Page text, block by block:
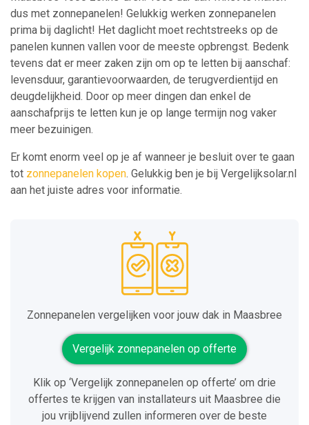
dus met zonnepanelen! Gelukkig werken zonnepanelen
prima bij daglicht! Het daglicht moet rechtstreeks op de
panelen kunnen vallen voor de meeste opbrengst. Bedenk
tevens dat er meer zaken zijn om op te letten bij aanschaf:
levensduur, garantievoorwaarden, de terugverdientijd en
deugdelijkheid. Door op meer dingen dan enkel de
aanschafprijs te letten kun je op lange termijn nog vaker
meer bezuinigen.
Er komt enorm veel op je af wanneer je besluit over te gaan
tot zonnepanelen kopen. Gelukkig ben je bij Vergelijksolar.nl
aan het juiste adres voor informatie.
Zonnepanelen vergelijken voor jouw dak in Maasbree
Vergelijk zonnepanelen op offerte
Klik op ‘Vergelijk zonnepanelen op offerte’ om drie
offertes te krijgen van installateurs uit Maasbree die
jou vrijblijvend zullen informeren over de beste